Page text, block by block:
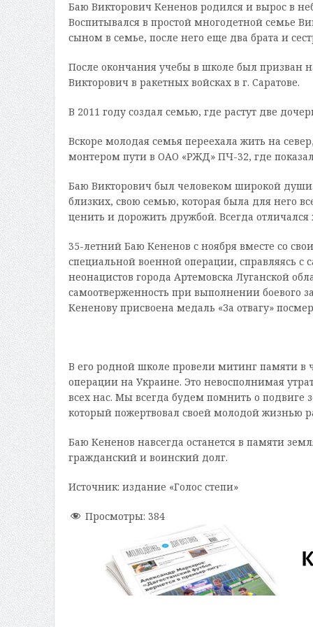
Баю Викторович Кененов родился и вырос в
Воспитывался в простой многодетной семье
сыном в семье, после него еще два брата и
После окончания учебы в школе был призван
Викторович в ракетных войсках в г. Саратове.
В 2011 году создал семью, где растут две
Вскоре молодая семья переехала жить на
монтером пути в ОАО «РЖД» ПЧ-32, где
Баю Викторович был человеком широкой
близких, свою семью, которая была для него
ценить и дорожить дружбой. Всегда отличался
35-летний Баю Кененов с ноября вместе со
специальной военной операции, справляясь
неонацистов города Артемовска Луганской
самоотверженность при выполнении боевого
Кененову присвоена медаль «За отвагу»
В его родной школе провели митинг памяти в
операции на Украине. Это невосполнимая
всех нас. Мы всегда будем помнить о подвиге
который пожертвовал своей молодой
Баю Кененов навсегда останется в памяти
гражданский и воинский долг.
Источник: издание «Голос степи»
Просмотры: 384